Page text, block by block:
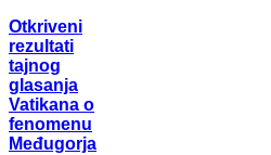
Otkriveni
rezultati
tajnog
glasanja
Vatikana o
fenomenu
Međugorja